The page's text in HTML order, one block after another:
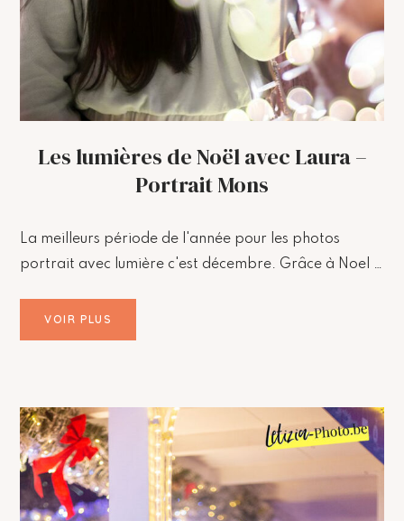
Les lumières de Noël avec Laura –
Portrait Mons
La meilleurs période de l'année pour les photos
portrait avec lumière c'est décembre. Grâce à Noel …
VOIR PLUS